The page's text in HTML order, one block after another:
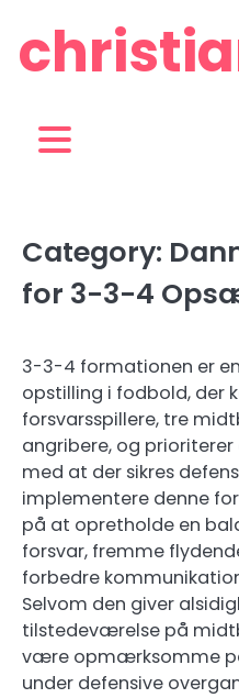
content
Category:
for 3-3-4
3-3-4 formationen er
opstilling i fodbold, der
forsvarsspillere, tre
angribere, og
med at der sikres
implementere denne
på at opretholde en
forsvar, fremme
forbedre
Selvom den giver
tilstedeværelse på
være opmærksomme
under defensive